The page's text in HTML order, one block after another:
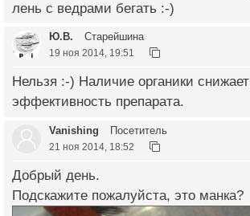
лень с ведрами бегать :-)
Ю.В. Старейшина
19 ноя 2014, 19:51
Нельзя :-) Наличие органики снижает
эффективность препарата.
Vanishing Посетитель
21 ноя 2014, 18:52
Добрый день.
Подскажите пожалуйста, это манка?